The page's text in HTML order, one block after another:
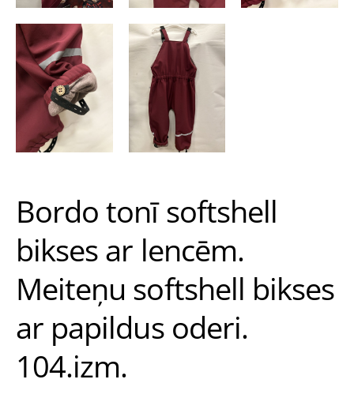
Bordo tonī softshell
bikses ar lencēm.
Meiteņu softshell bikses
ar papildus oderi.
104.izm.